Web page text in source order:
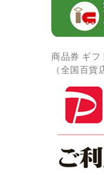
商品券 ギフ
（全国百貨